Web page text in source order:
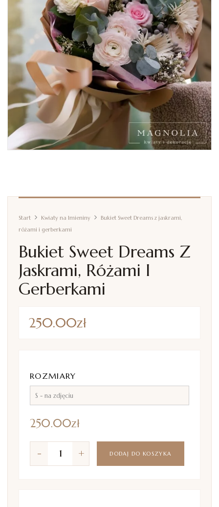
Start Kwiaty na Imieniny
Bukiet Sweet Dreams z jaskrami,
różami i gerberkami
Bukiet Sweet Dreams Z
Jaskrami, Różami I
Gerberkami
250.00zł
ROZMIARY
250.00zł
+
- DODAJ DO KOSZYKA